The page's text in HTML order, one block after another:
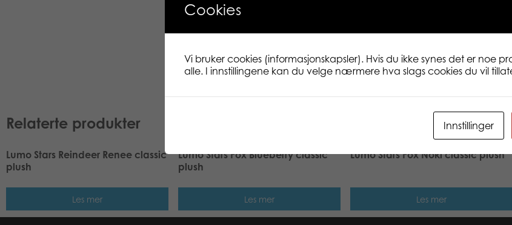
Classic 15 cm. Samlebar
snill og søt. Vi smiler mer! Søt
på den ekte nordiske naturen
Jeg håper at du ikke er redd
skal leke i søla! Kom igjen!
Relaterte produkter
Lumo Stars Reindeer Renee classic
plush
Les mer
Lumo Stars Fox Blueberry classic
plush
Les mer
Lumo Stars Fox Noki classic plush
Les mer
Cookies
Vi bruker cookies (informasjonskapsler). Hvis du ikke synes det er noe
alle. I innstillingene kan du velge nærmere hva slags cookies du vil
Innstillinger